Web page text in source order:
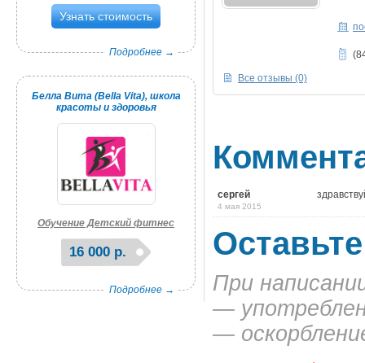
Узнать стоимость
Подробнее →
Белла Вита (Bella Vita), школа
красоты и здоровья
Обучение Детский фитнес
16 000 р.
Подробнее →
Все отзывы (0)
сергей
4 мая 2015
При
—
—